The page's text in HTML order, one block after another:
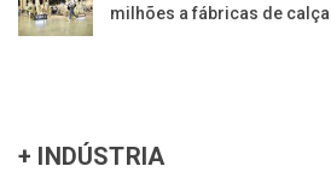
milhões a fábricas de
+ INDÚSTRIA